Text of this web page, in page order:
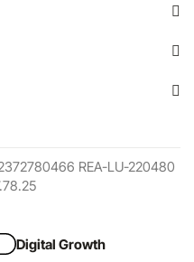
REA-LU-220480
Digital Growth